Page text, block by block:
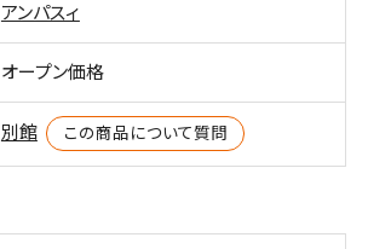
アンパスィ
オープン価格
別館 この商品について質問